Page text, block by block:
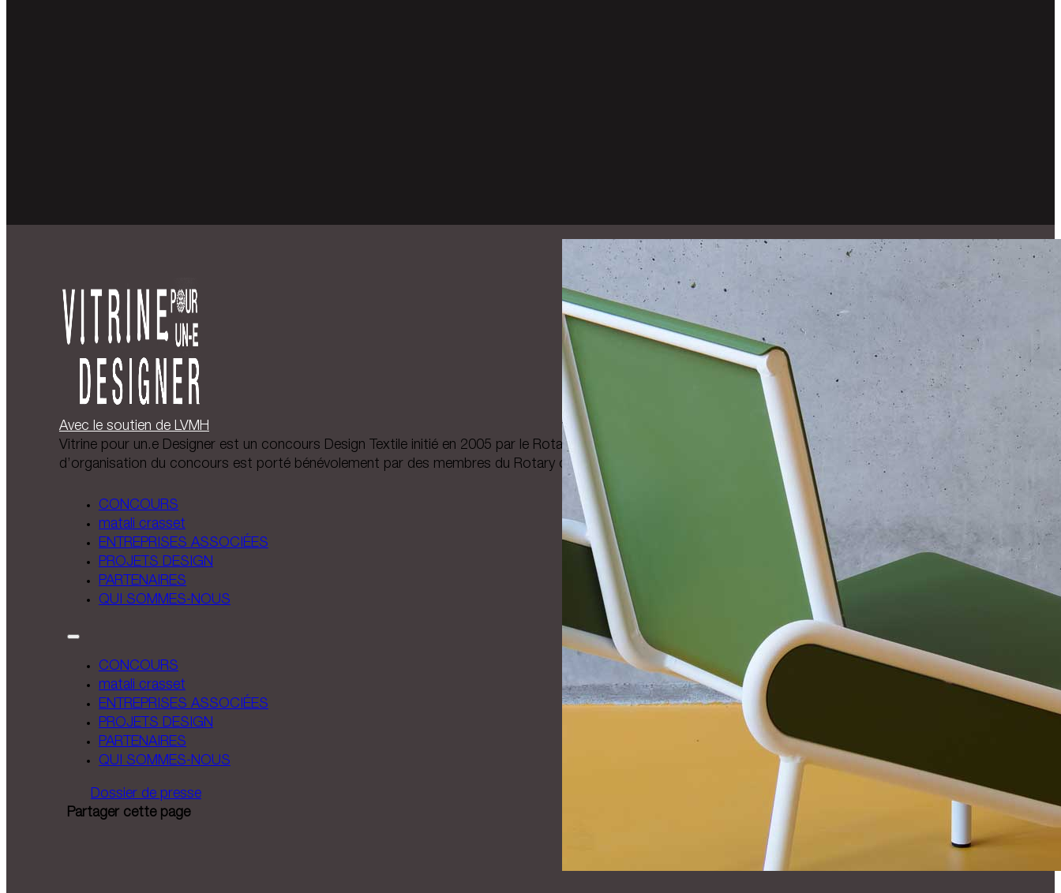
Avec le soutien de LVMH
Vitrine pour un.e Designer est un concours Design Textile initié en 2005 par le Rotary club de Tournai 3 Lys, au titre de son action professionnelle. Depuis 2017, le
d’organisation du concours est porté bénévolement par des membres du Rotary club de Roubaix.
CONCOURS
matali crasset
ENTREPRISES ASSOCIÉES
PROJETS DESIGN
PARTENAIRES
QUI SOMMES-NOUS
CONCOURS
matali crasset
ENTREPRISES ASSOCIÉES
PROJETS DESIGN
PARTENAIRES
QUI SOMMES-NOUS
Dossier de presse
Partager cette page